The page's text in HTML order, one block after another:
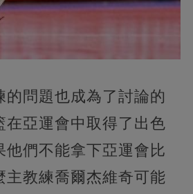
的問題也成為了討論的
在亞運會中取得了出色
他們不能拿下亞運會比
主教練喬爾杰維奇可能